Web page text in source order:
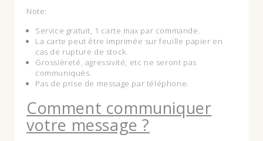
Note:
Service gratuit, 1 carte max par commande.
La carte peut être imprimée sur feuille papier en
cas de rupture de stock.
Grossièreté, agressivité, etc ne seront pas
communiqués.
Pas de prise de message par téléphone.
Comment communiquer
votre message ?